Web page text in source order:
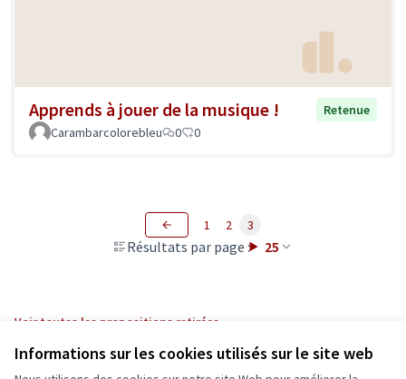
Informations sur les cookies utilisés sur le site web
Apprends à jouer de la musique !
Retenue
Carambarcolorebleu
0 0
Résultats par page : 25
1 2 3
Voir toutes les propositions retirées